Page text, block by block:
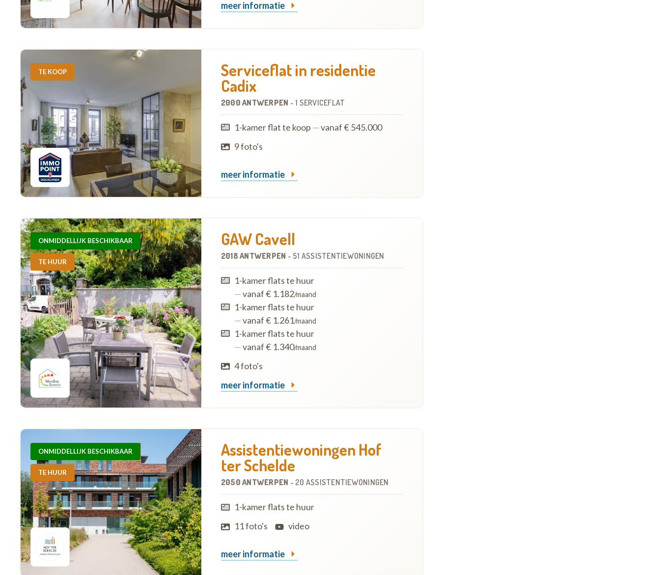
meer informatie
TE KOOP Serviceflat in residentie
Cadix
2000 ANTWERPEN -1 SERVICEFLAT
1-kamer flat te koop —vanaf € 545.000
9 foto's
meer informatie
ONMIDDELLIJK BESCHIKBAAR
TE HUUR
GAW Cavell
2018 ANTWERPEN - 51 ASSISTENTIEWONINGEN
1-kamer flats te huur
—vanaf € 1.182/maand
1-kamer flats te huur
—vanaf € 1.261/maand
1-kamer flats te huur
—vanaf € 1.340/maand
4 foto's
meer informatie
ONMIDDELLIJK BESCHIKBAAR
TE HUUR
Assistentiewoningen Hof
ter Schelde
2050 ANTWERPEN - 20 ASSISTENTIEWONINGEN
1-kamer flats te huur
11 foto's
video
meer informatie